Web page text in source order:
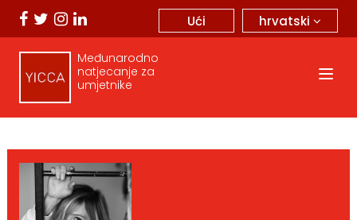
hrvatski
Ući
Međunarodno
natjecanje za
umjetnike